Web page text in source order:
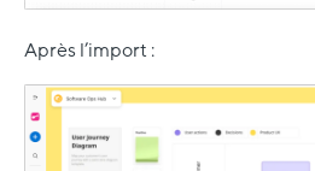
Après l’import :